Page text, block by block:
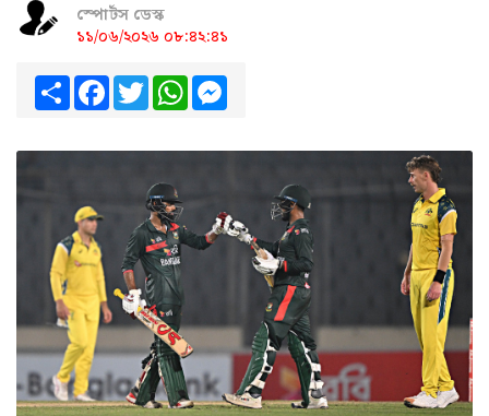
স্পোর্টস ডেস্ক
১১/০৬/২০২৬ ০৮:৪২:৪১
ShareFacebook
TwitterWhatsApp